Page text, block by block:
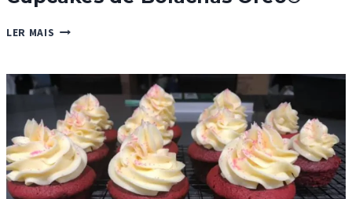
LER MAIS CUPCAKES
OREO®